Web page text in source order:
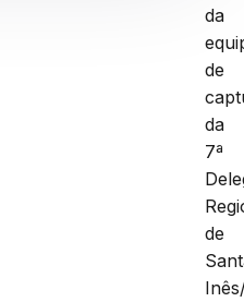
da
de
da
7ª
de